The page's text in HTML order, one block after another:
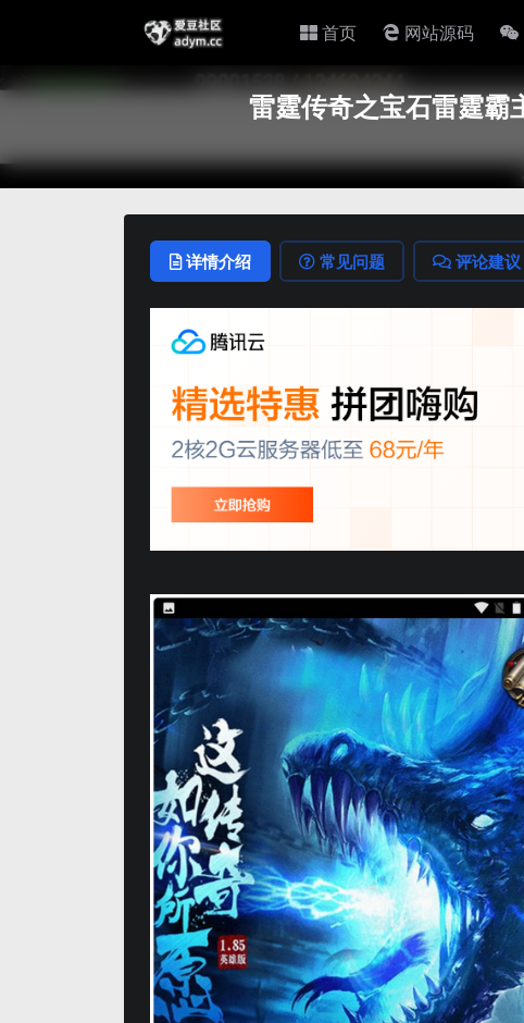
首页 网站源码
雷霆传奇之宝石雷霆霸
详情介绍 常见问题 评论建议